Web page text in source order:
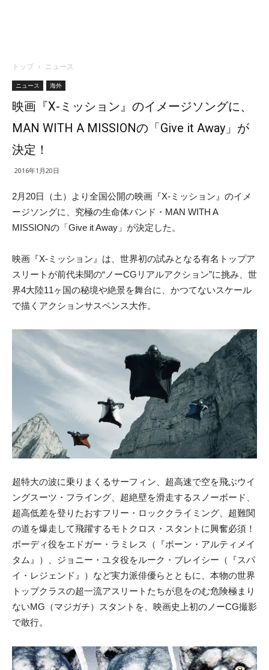
トップ ニュース
ニュース 海外
映画『X-ミッション』のイメージソングに、
MAN WITH A MISSIONの「Give it Away」が
決定！
2016年1月20日
2月20日（土）より全国公開の映画『X-ミッション』のイメ
ージソングに、究極の生命体バンド・MAN WITH A
MISSIONの「Give it Away」が決定した。
映画『X-ミッション』は、世界初の試みとなる有名トップア
スリートが前代未聞の“ノーCGリアルアクション”に挑み、世
界4大陸11ヶ国の秘境や絶景を舞台に、かつてないスケール
で描くアクションサスペンス大作。
超特大の波に乗りまくるサーフィン、超高速で空を飛ぶウイ
ングスーツ・フライング、超絶壁を滑走するスノーボード、
超高低差を登りたおすフリー・ロッククライミング、超難関
の道を爆走して飛躍するモトクロス・スタントに興奮必須！
ボーディ役をエドガー・ラミレス（『ボーン・アルティメイ
タム』）、ジョニー・ユタ役をルーク・ブレイシー（『スパ
イ・レジェンド』）など実力派俳優らとともに、本物の世界
トップクラスの超一流アスリートたちが息をのむ危険極まり
ないMG（マジガチ）スタントを、映画史上初のノーCG撮影
で敢行。